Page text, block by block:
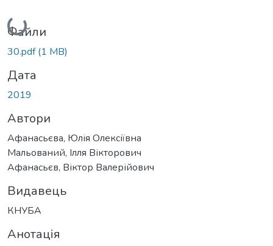
Вантажиться...
Файли
30.pdf(1 MB)
Дата
2019
Автори
Афанасьєва, Юлія Олексіївна
Мальований, Ілля Вікторович
Афанасьєв, Віктор Валерійович
Видавець
КНУБА
Анотація